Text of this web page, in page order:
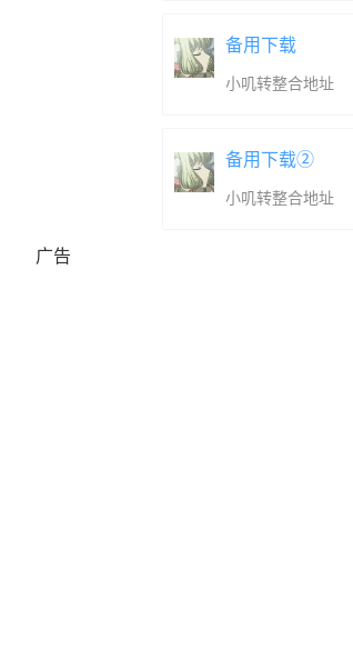
备用下载
小叽转整合地址
备用下载②
小叽转整合地址
广告